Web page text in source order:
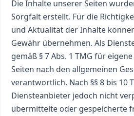
Die Inhalte unserer Seiten
Sorgfalt erstellt. Für die
und Aktualität der Inhalte
Gewähr übernehmen. Als
gemäß § 7 Abs. 1 TMG für
Seiten nach den allgemeinen
verantwortlich. Nach §§ 8 bis 10
Diensteanbieter jedoch nicht
übermittelte oder gespeicherte